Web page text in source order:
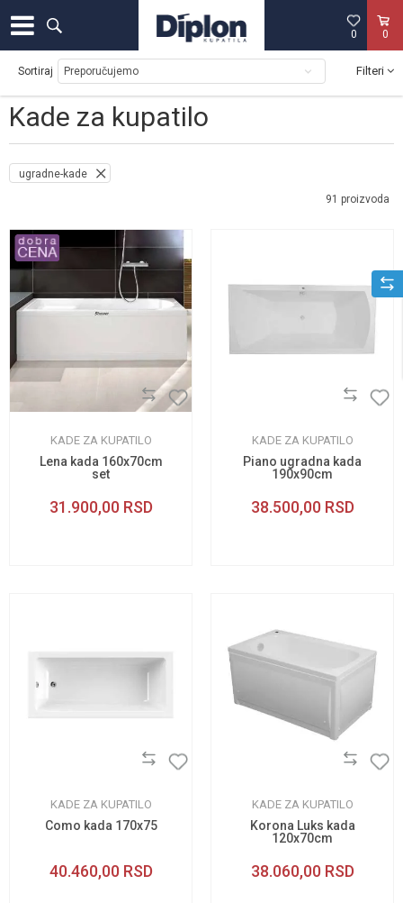
0
0
Kade za kupatilo
Sortiraj Filteri
ugradne-kade
91 proizvoda
KADE ZA KUPATILO
Lena kada 160x70cm
set
31.900,00 RSD
KADE ZA KUPATILO
Piano ugradna kada
190x90cm
38.500,00 RSD
KADE ZA KUPATILO
Como kada 170x75
40.460,00 RSD
KADE ZA KUPATILO
Korona Luks kada
120x70cm
38.060,00 RSD